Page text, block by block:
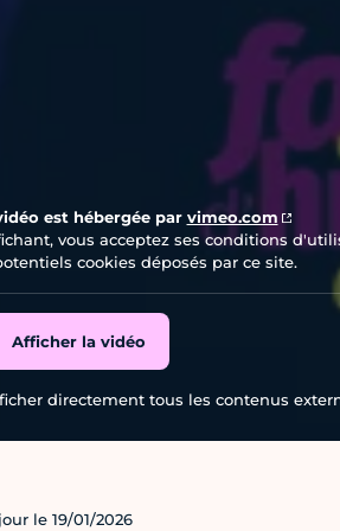
est hébergée par vimeo.com
vous acceptez ses conditions
cookies déposés par ce site.
Afficher la vidéo
directement tous les contenus
le 19/01/2026